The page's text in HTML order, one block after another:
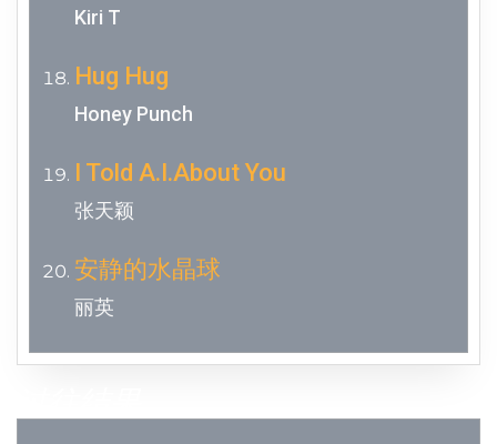
Kiri T
Hug Hug
Honey Punch
I Told A.I.About You
张天颖
安静的水晶球
丽英